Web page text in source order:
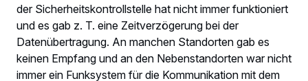
der Sicherheitskontrollstelle hat nicht immer funktioniert
und es gab z. T. eine Zeitverzögerung bei der
Datenübertragung. An manchen Standorten gab es
keinen Empfang und an den Nebenstandorten war nicht
immer ein Funksystem für die Kommunikation mit dem